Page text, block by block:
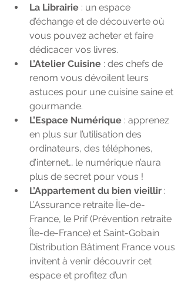
La Librairie : un espace
d’échange et de découverte où
vous pouvez acheter et faire
dédicacer vos livres.
L’Atelier Cuisine : des chefs de
renom vous dévoilent leurs
astuces pour une cuisine saine et
gourmande.
L’Espace Numérique : apprenez
en plus sur l’utilisation des
ordinateurs, des téléphones,
d’internet… le numérique n’aura
plus de secret pour vous !
L’Appartement du bien vieillir :
L’Assurance retraite Île-de-
France, le Prif (Prévention retraite
Île-de-France) et Saint-Gobain
Distribution Bâtiment France vous
invitent à venir découvrir cet
espace et profitez d’un